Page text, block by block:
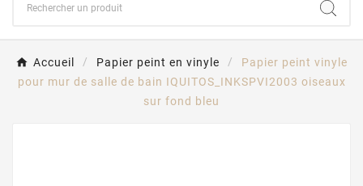
Accueil Papier peint en vinyle
Papier peint vinyle
pour mur de salle de bain IQUITOS_INKSPVI2003 oiseaux
sur fond bleu